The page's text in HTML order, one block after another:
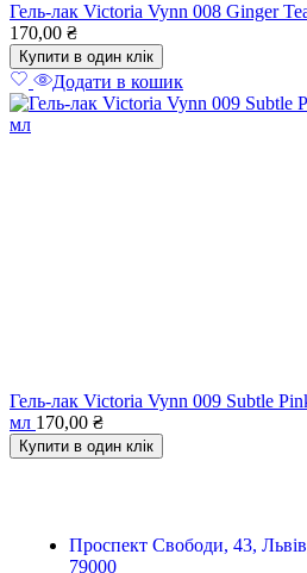
Гель-лак Victoria Vynn 008 Ginger
170,00 ₴
Купити в один клік
Додати в кошик
Гель-лак Victoria Vynn 009 Subtle
мл 170,00 ₴
Купити в один клік
Проспект Свободи, 43,
79000